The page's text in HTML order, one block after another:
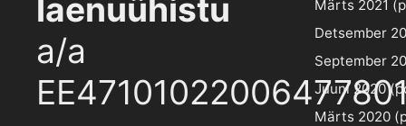
laenuühistu
a/a
Märts 2021
Detsember
September
Juuni 2020
Märts 2020